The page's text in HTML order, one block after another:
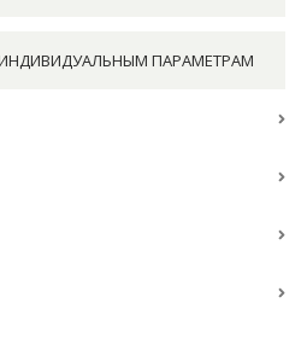
ПАРАМЕТРАМ